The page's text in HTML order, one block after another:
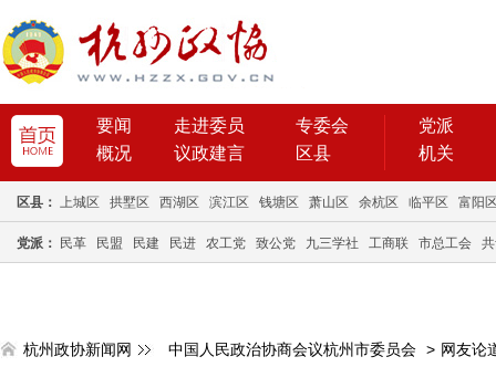
要闻 走进委员
专委会
概况
议政建言 区县
党派
机关
区县： 上城区 拱墅区 西湖区 滨江区 钱塘区 萧山区 余杭区 临平区 富阳
党派： 民革 民盟 民建 民进 农工党 致公党 九三学社 工商联 市总工会
杭州政协新闻网 中国人民政治协商会议杭州市委员会 > 网友论